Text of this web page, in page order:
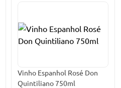
Vinho Espanhol Rosé Don
Quintiliano 750ml